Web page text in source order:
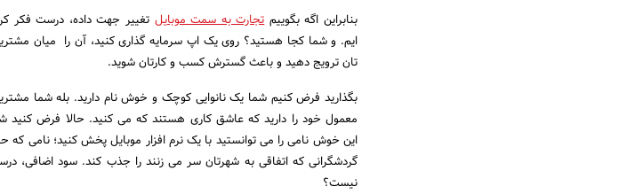
بنابراین اگه بگوییمتجارت به سمت موبایل تغییر جهت داده، درست فکر
ایم. و شما کجا هستید؟ روی یک اپ سرمایه گذاری کنید، آن را میان
تان ترویج دهید و باعث گسترش کسب و کارتان شوید.
بگذارید فرض کنیم شما یک نانوایی کوچک و خوش نام دارید. بله شما
معمول خود را دارید که عاشق کاری هستند که می کنید. حالا فرض کنید
این خوش نامی را می توانستید با یک نرم افزار موبایل پخش کنید؛ نامی که
گردشگرانی که اتفاقی به شهرتان سر می زنند را جذب کند. سود اضافی،
نیست؟